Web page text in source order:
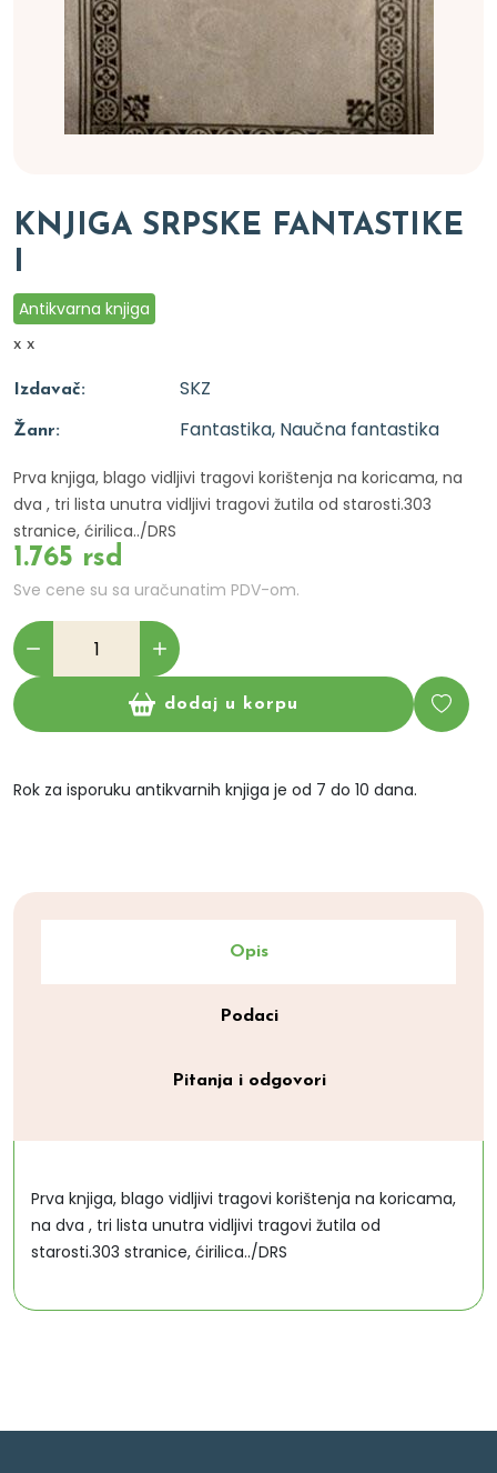
KNJIGA SRPSKE FANTASTIKE
I
Antikvarna knjiga
x x
Izdavač: SKZ
Žanr: Fantastika, Naučna fantastika
Prva knjiga, blago vidljivi tragovi korištenja na koricama, na
dva , tri lista unutra vidljivi tragovi žutila od starosti.303
stranice, ćirilica../DRS
1.765 rsd
Sve cene su sa uračunatim PDV-om.
dodaj u korpu
Rok za isporuku antikvarnih knjiga je od 7 do 10 dana.
Opis
Podaci
Pitanja i odgovori
Prva knjiga, blago vidljivi tragovi korištenja na koricama,
na dva , tri lista unutra vidljivi tragovi žutila od
starosti.303 stranice, ćirilica../DRS